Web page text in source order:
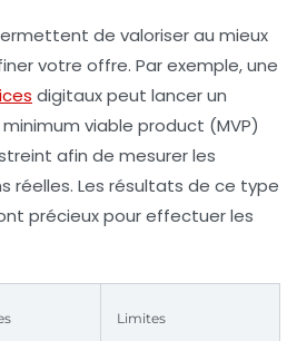
de valoriser au mieux
votre offre. Par exemple, une
digitaux peut lancer un
viable product (MVP)
afin de mesurer les
réelles. Les résultats de ce type
précieux pour effectuer les
Limites